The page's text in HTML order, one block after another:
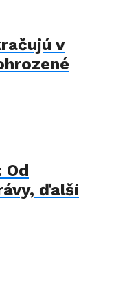
v
Od
ďalší